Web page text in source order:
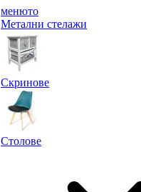
менюто
Метални стелажи
Скринове
Столове